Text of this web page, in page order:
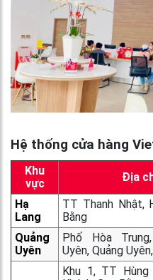
Hệ thống cửa hàng
Khu
vực
Địa
Hạ
Lang
TT Thanh Nhật,
Bằng
Quảng
Uyên
Phố Hòa
Uyên, Quảng
Khu 1, TT Hùng